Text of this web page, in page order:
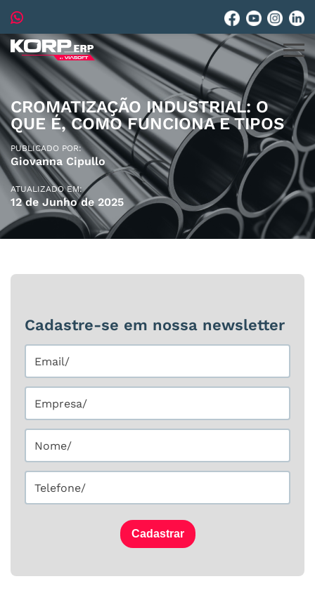
CROMATIZAÇÃO INDUSTRIAL: O
QUE É, COMO FUNCIONA E TIPOS
PUBLICADO POR:
Giovanna Cipullo
ATUALIZADO EM:
12 de Junho de 2025
Cadastre-se em nossa newsletter
Cadastrar